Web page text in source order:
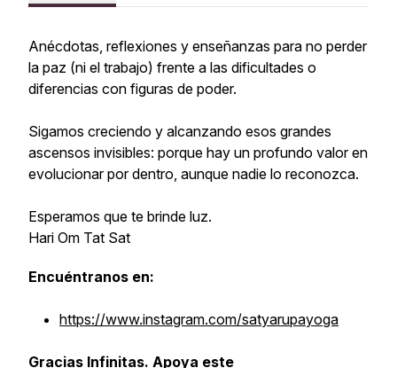
Anécdotas, reflexiones y enseñanzas para no perder
la paz (ni el trabajo) frente a las dificultades o
diferencias con figuras de poder.
Sigamos creciendo y alcanzando esos grandes
ascensos invisibles: porque hay un profundo valor en
evolucionar por dentro, aunque nadie lo reconozca.
Esperamos que te brinde luz.
Hari Om Tat Sat
Encuéntranos en:
https://www.instagram.com/satyarupayoga
Gracias Infinitas. Apoya este